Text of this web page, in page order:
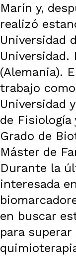
Marín y,
realizó
Universidad
Universidad.
(Alemania).
trabajo
Universidad
de
Grado de
Máster de
Durante la
interesada
en buscar
para